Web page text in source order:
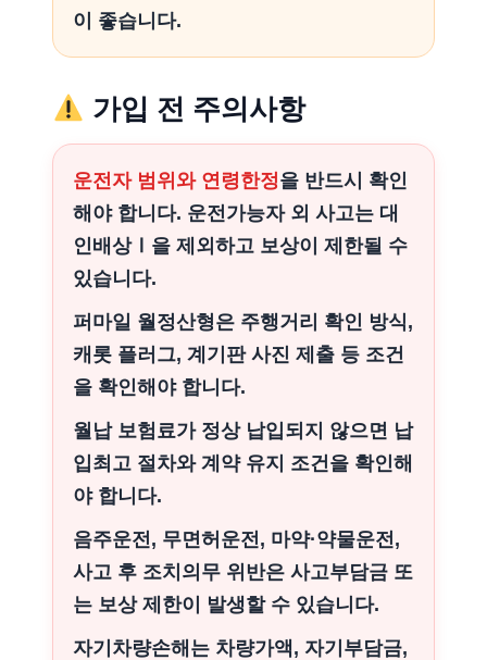
이 좋습니다.
가입 전 주의사항
운전자 범위와 연령한정을 반드시 확인
해야 합니다. 운전가능자 외 사고는 대
인배상Ⅰ을 제외하고 보상이 제한될 수
있습니다.
퍼마일 월정산형은 주행거리 확인 방식,
캐롯 플러그, 계기판 사진 제출 등 조건
을 확인해야 합니다.
월납 보험료가 정상 납입되지 않으면 납
입최고 절차와 계약 유지 조건을 확인해
야 합니다.
음주운전, 무면허운전, 마약·약물운전,
사고 후 조치의무 위반은 사고부담금 또
는 보상 제한이 발생할 수 있습니다.
자기차량손해는 차량가액, 자기부담금,